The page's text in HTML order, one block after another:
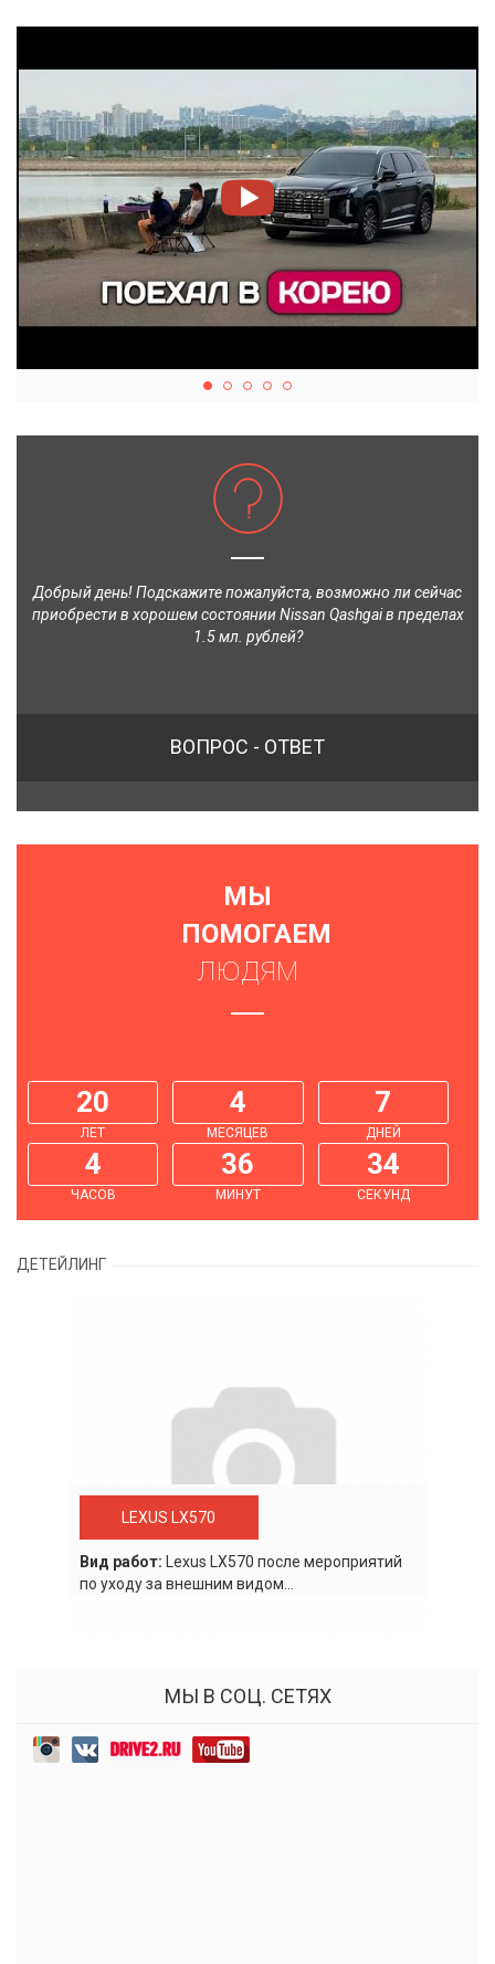
Добрый день! Подскажите пожалуйста, возможно ли сейчас
приобрести в хорошем состоянии Nissan Qashgai в пределах
1.5 мл. рублей?
ВОПРОС - ОТВЕТ
МЫ
ПОМОГАЕМ
ЛЮДЯМ
20
ЛЕТ
4
МЕСЯЦЕВ
7
ДНЕЙ
4
ЧАСОВ
36
МИНУТ
34
СЕКУНД
ДЕТЕЙЛИНГ
LEXUS LX570
Вид работ: Lexus LХ570 после мероприятий
по уходу за внешним видом...
МЫ В СОЦ. СЕТЯХ